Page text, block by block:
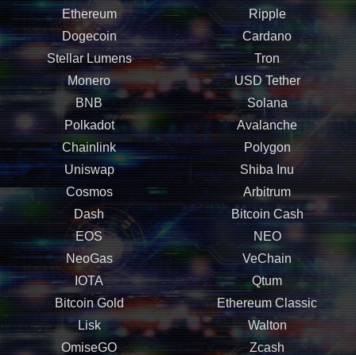
Ethereum
Ripple
Dogecoin
Cardano
Stellar Lumens
Tron
Monero
USD Tether
BNB
Solana
Polkadot
Avalanche
Chainlink
Polygon
Uniswap
Shiba Inu
Cosmos
Arbitrum
Dash
Bitcoin Cash
EOS
NEO
NeoGas
VeChain
IOTA
Qtum
Bitcoin Gold
Ethereum Classic
Lisk
Walton
OmiseGO
Zcash